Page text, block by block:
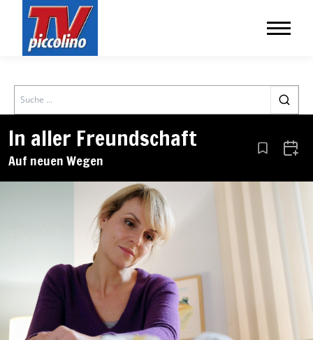
Search
In aller Freundschaft
Auf neuen Wegen Aus den